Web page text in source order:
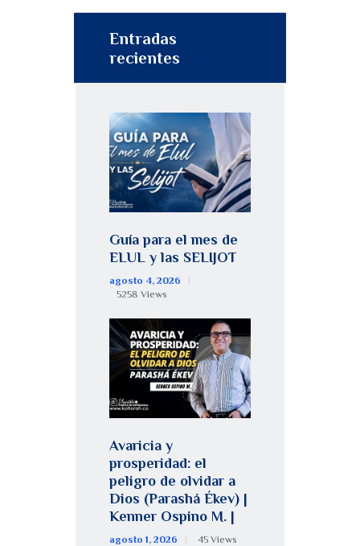
Entradas
recientes
Guía para el mes de
ELUL y las SELIJOT
agosto 4, 2026
5258 Views
Avaricia y
prosperidad: el
peligro de olvidar a
Dios (Parashá Ékev) |
Kenner Ospino M. |
agosto 1, 2026 45 Views